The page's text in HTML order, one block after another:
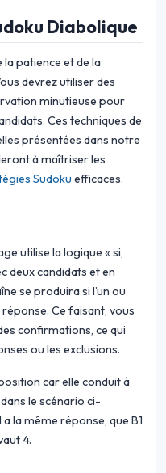
Diabolique
la patience et de la
devrez utiliser des
minutieuse pour
Ces techniques de
présentées dans notre
à maîtriser les
Sudoku efficaces.
utilise la logique « si,
deux candidats et en
se produira si l’un ou
Ce faisant, vous
confirmations, ce qui
ou les exclusions.
car elle conduit à
le scénario ci-
la même réponse, que B1
4.